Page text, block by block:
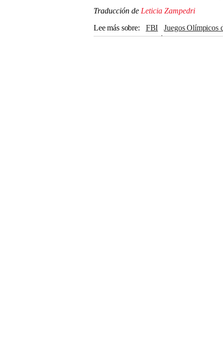
Traducción de Leticia Zampedri
Lee más sobre
FBI Juegos Olímpicos
Estados Unidos
América Latina